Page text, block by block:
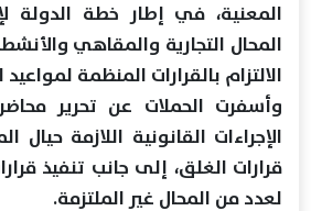
المعنية، في إطار خطة الدولة
المحال التجارية والمقاهي
الالتزام بالقرارات المنظمة
وأسفرت الحملات عن تحرير
الإجراءات القانونية اللازمة
قرارات الغلق، إلى جانب تنفيذ
لعدد من المحال غير الملتزمة.